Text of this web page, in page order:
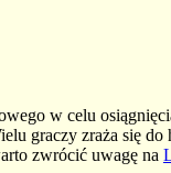
w celu
graczy zraża się do
zwrócić uwagę na